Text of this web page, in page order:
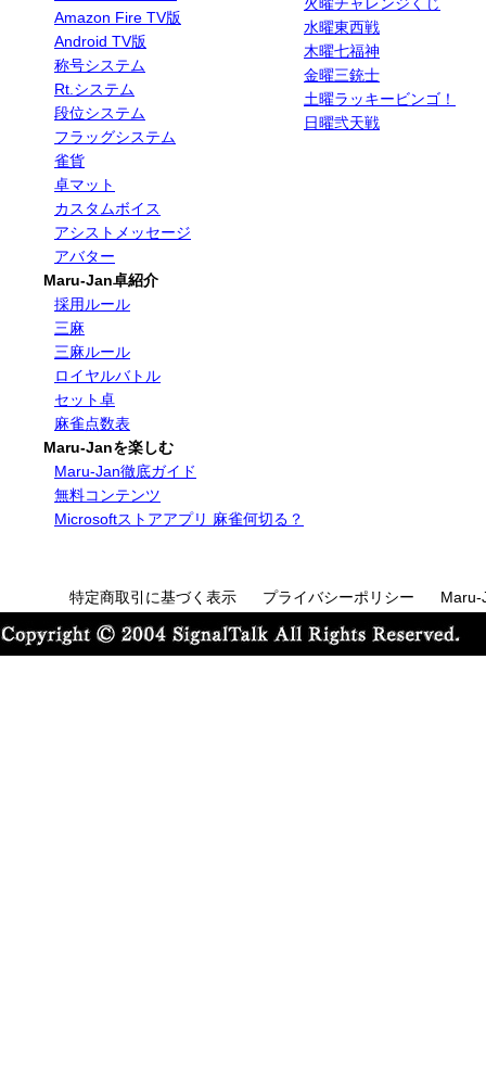
Amazon Fire TV版
Android TV版
称号システム
Rt.システム
段位システム
フラッグシステム
雀貨
卓マット
カスタムボイス
アシストメッセージ
アバター
Maru-Jan卓紹介
採用ルール
三麻
三麻ルール
ロイヤルバトル
セット卓
麻雀点数表
Maru-Janを楽しむ
Maru-Jan徹底ガイド
無料コンテンツ
Microsoftストアアプリ 麻雀何切る？
水曜東西戦
木曜七福神
金曜三銃士
土曜ラッキービンゴ！
日曜弐天戦
特定商取引に基づく表示 プライバシーポリシー Maru-